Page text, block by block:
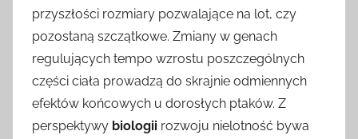
przyszłości rozmiary pozwalające na lot, czy
pozostaną szczątkowe. Zmiany w genach
regulujących tempo wzrostu poszczególnych
części ciała prowadzą do skrajnie odmiennych
efektów końcowych u dorosłych ptaków. Z
perspektywy biologii rozwoju nielotność bywa